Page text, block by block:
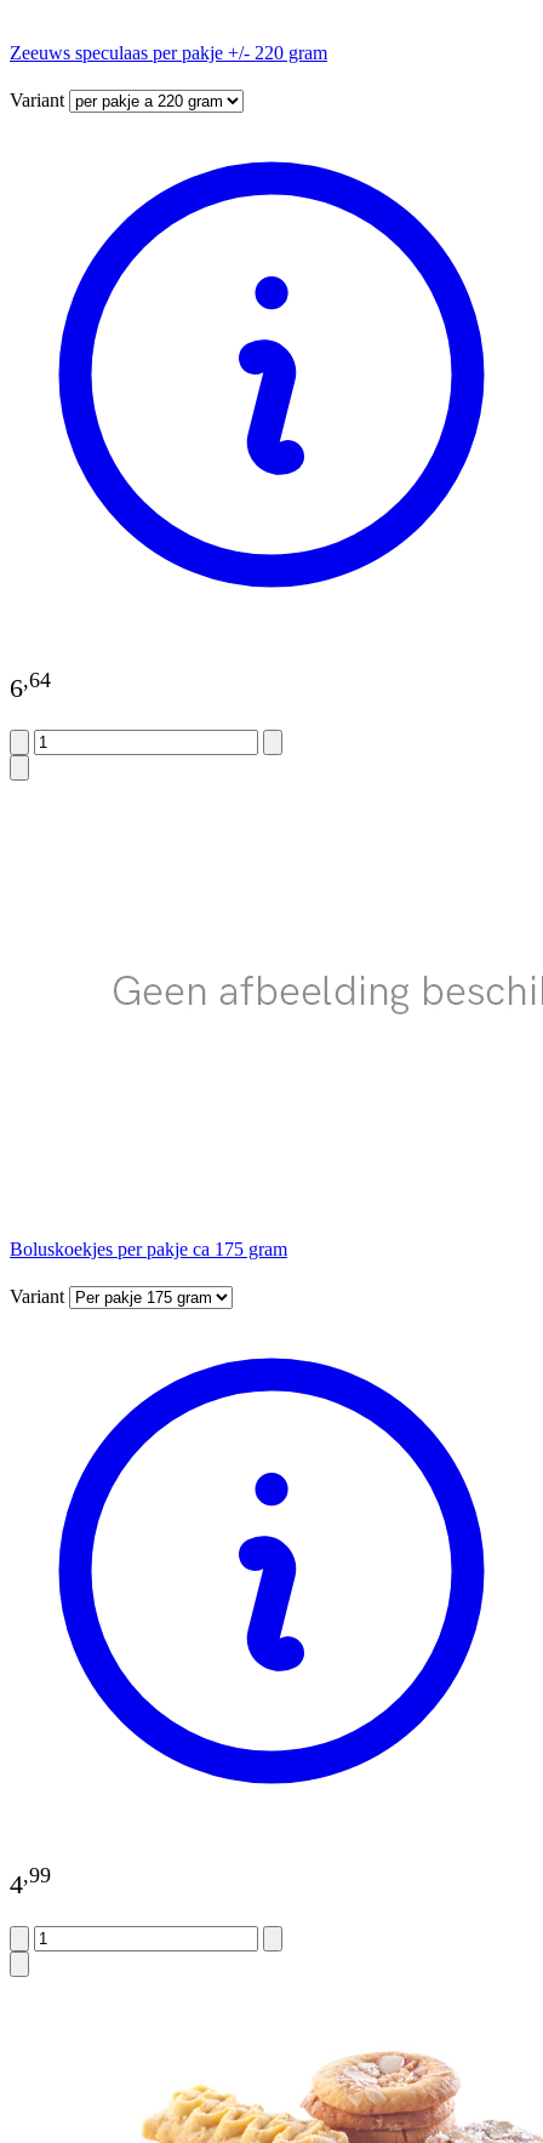
Zeeuws speculaas per pakje +/- 220 gram
Variant
6,64
Boluskoekjes per pakje ca 175 gram
Variant
4,99